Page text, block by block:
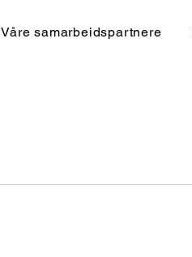
Våre samarbeidspartnere